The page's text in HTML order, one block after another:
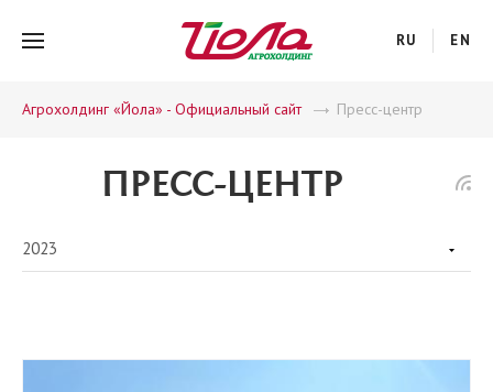
RU EN
Агрохолдинг «Йола» - Официальный сайт Пресс-центр
ПРЕСС-ЦЕНТР